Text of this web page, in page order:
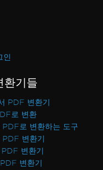
인
환기들
PDF 변환기
로 변환
로 변환하는 도구
변환기
변환기
변환기